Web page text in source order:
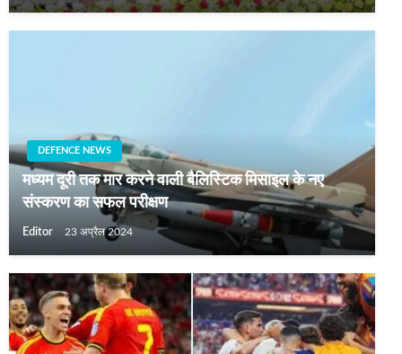
DEFENCE NEWS
मध्यम दूरी तक मार करने वाली बैलिस्टिक मिसाइल के नए
संस्करण का सफल परीक्षण
Editor 23 अप्रैल 2024